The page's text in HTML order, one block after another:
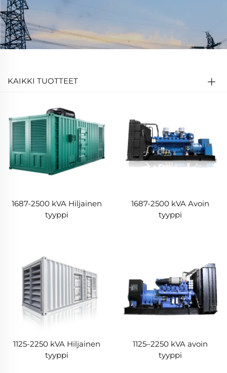
KAIKKI TUOTTEET
1687-2500 kVA Hiljainen
tyyppi
1687-2500 kVA Avoin
tyyppi
1125-2250 kVA Hiljainen
tyyppi
1125–2250 kVA avoin
tyyppi